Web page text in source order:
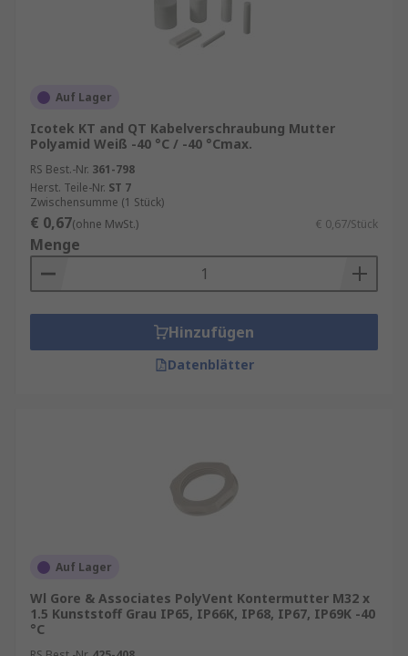
Auf Lager
Icotek KT and QT Kabelverschraubung Mutter
Polyamid Weiß -40 °C / -40 °Cmax.
RS Best.-Nr. 361-798
Herst. Teile-Nr. ST 7
Zwischensumme (1 Stück)
€ 0,67(ohne MwSt.) € 0,67/Stück
Menge
Hinzufügen
Datenblätter
Auf Lager
Wl Gore & Associates PolyVent Kontermutter M32 x
1.5 Kunststoff Grau IP65, IP66K, IP68, IP67, IP69K -40
°C